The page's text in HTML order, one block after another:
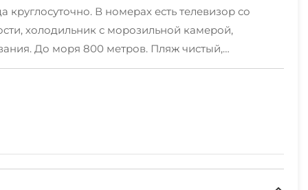
В номерах есть телевизор со
холодильник с морозильной камерой,
До моря 800 метров. Пляж чистый,